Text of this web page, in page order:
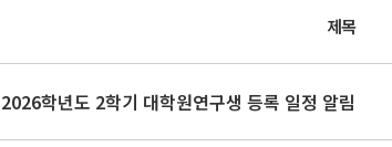
제목
2026학년도 2학기 대학원연구생 등록 일정 알림